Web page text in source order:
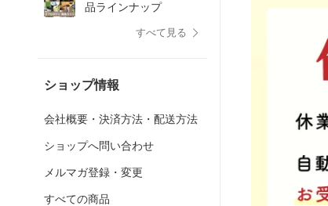
品ラインナップ
すべて見る
ショップ情報
会社概要・決済方法・配送方法
ショップへ問い合わせ
メルマガ登録・変更
すべての商品